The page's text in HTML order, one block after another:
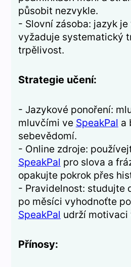
působit nezvykle.
- Slovní zásoba: jazyk
vyžaduje systematický
trpělivost.
Strategie učení:
- Jazykové ponoření:
mluvčími ve SpeakPal a
sebevědomí.
- Online zdroje:
SpeakPal pro slova a
opakujte pokrok přes
- Pravidelnost: studujte
po měsíci vyhodnoťte
SpeakPal udrží motivaci
Přínosy: